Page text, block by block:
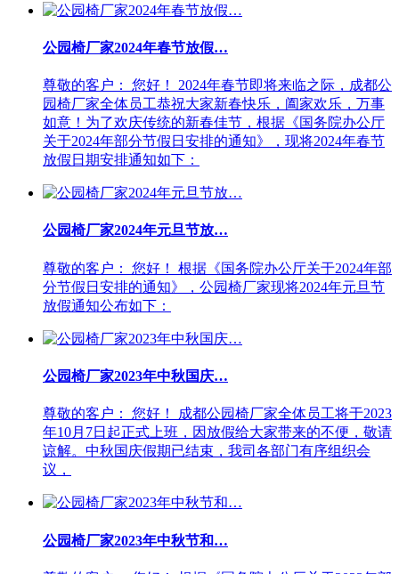
公园椅厂家2024年春节放假…
尊敬的客户： 您好！ 2024年春节即将来临之际，成都公
园椅厂家全体员工恭祝大家新春快乐，阖家欢乐，万事
如意！为了欢庆传统的新春佳节，根据《国务院办公厅
关于2024年部分节假日安排的通知》，现将2024年春节
放假日期安排通知如下：
公园椅厂家2024年元旦节放…
尊敬的客户： 您好！ 根据《国务院办公厅关于2024年部
分节假日安排的通知》，公园椅厂家现将2024年元旦节
放假通知公布如下：
公园椅厂家2023年中秋国庆…
尊敬的客户： 您好！ 成都公园椅厂家全体员工将于2023
年10月7日起正式上班，因放假给大家带来的不便，敬请
谅解。中秋国庆假期已结束，我司各部门有序组织会
议，
公园椅厂家2023年中秋节和…